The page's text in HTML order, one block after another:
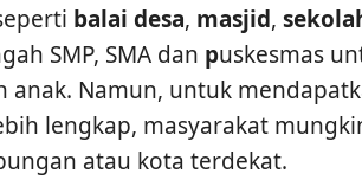
balai desa, masjid,
SMP, SMA dan puskesmas
anak. Namun, untuk
lengkap, masyarakat
atau kota terdekat.